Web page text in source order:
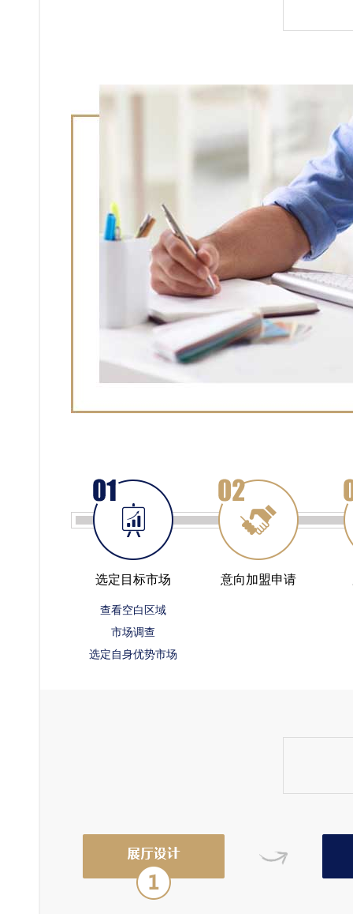
选定目标市场
查看空白区域
市场调查
选定自身优势市场
意向加盟申请